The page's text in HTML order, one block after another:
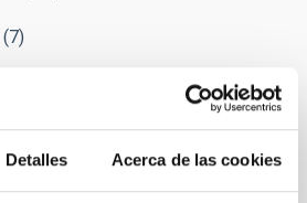
Detalles Acerca de las cookies
(7)